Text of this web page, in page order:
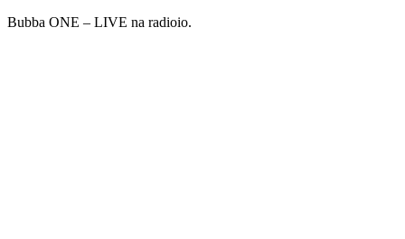
Bubba ONE – LIVE na radioio.